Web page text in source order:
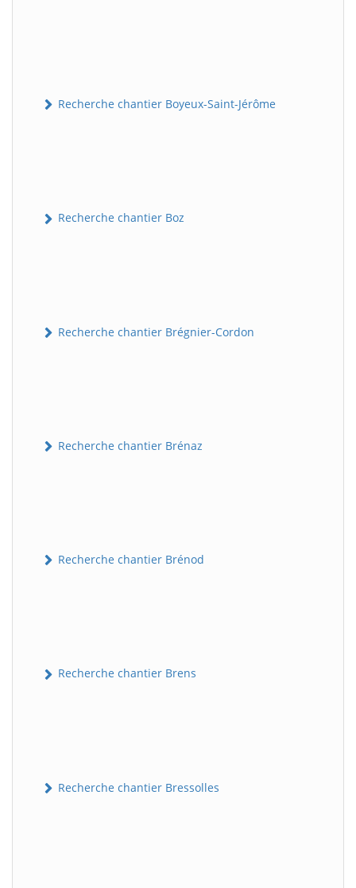
Recherche chantier Boyeux-Saint-Jérôme
Recherche chantier Boz
Recherche chantier Brégnier-Cordon
Recherche chantier Brénaz
Recherche chantier Brénod
Recherche chantier Brens
Recherche chantier Bressolles